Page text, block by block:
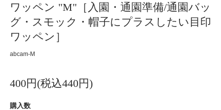
ワッペン "M"［入園・通園準備/通園バッ
グ・スモック・帽子にプラスしたい目印
ワッペン］
abcam-M
400円(税込440円)
購入数